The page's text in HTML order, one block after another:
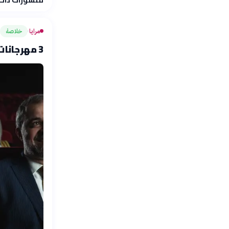
مرايا› خلاصة
3 مهرجانات سينمائية تُوحّد جهودها لدعم السينما العربية